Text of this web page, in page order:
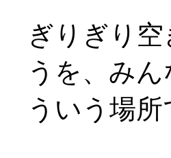
ぎりぎり
うを、み
ういう場所